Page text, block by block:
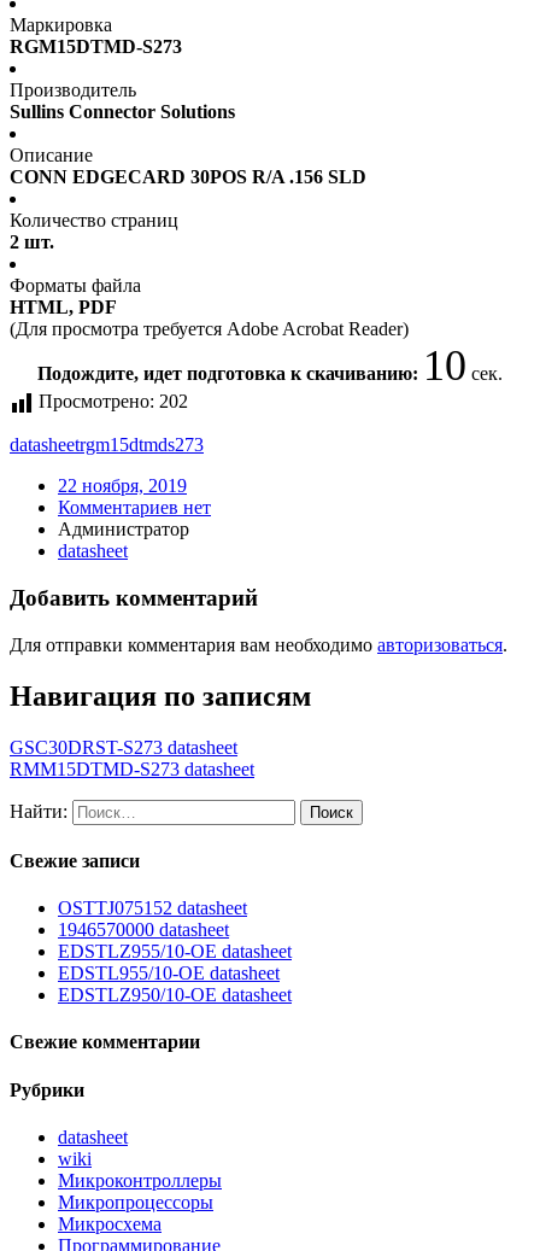
Маркировка
RGM15DTMD-S273
Производитель
Sullins Connector Solutions
Описание
CONN EDGECARD 30POS R/A .156 SLD
Количество страниц
2 шт.
Форматы файла
HTML, PDF
(Для просмотра требуется Adobe Acrobat Reader)
Подождите, идет подготовка к скачиванию: 10 сек.
Просмотрено: 202
datasheetrgm15dtmds273
22 ноября, 2019
Комментариев нет
Администратор
datasheet
Добавить комментарий
Для отправки комментария вам необходимо авторизоваться.
Навигация по записям
GSC30DRST-S273 datasheet
RMM15DTMD-S273 datasheet
Найти:
Свежие записи
OSTTJ075152 datasheet
1946570000 datasheet
EDSTLZ955/10-OE datasheet
EDSTL955/10-OE datasheet
EDSTLZ950/10-OE datasheet
Свежие комментарии
Рубрики
datasheet
wiki
Микроконтроллеры
Микропроцессоры
Микросхема
Программирование